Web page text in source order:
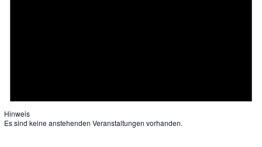
Hinweis
Es sind keine anstehenden Veranstaltungen vorhanden.